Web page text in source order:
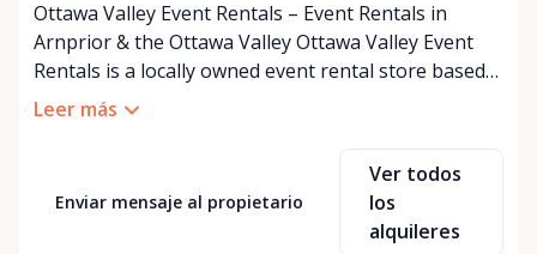
Ottawa Valley Event Rentals – Event Rentals in
Arnprior & the Ottawa Valley Ottawa Valley Event
Rentals is a locally owned event rental store based
in Arnprior, Ontario, proudly serving the Ottawa
family celebrations, and community gatherings
easy, affordable, and memorable. We serve
customers throughout the Ottawa Valley, including
Leer más
Enviar mensaje al propietario
Ver todos
los
alquileres